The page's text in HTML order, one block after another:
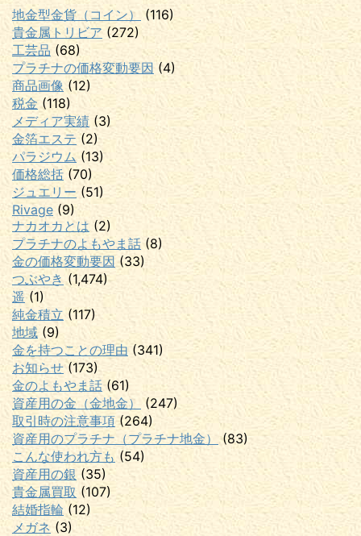
地金型金貨（コイン）
(116)
貴金属トリビア (272)
工芸品 (68)
プラチナの価格変動要因 (4)
商品画像 (12)
税金 (118)
メディア実績 (3)
金箔エステ (2)
パラジウム(13)
価格総括 (70)
ジュエリー (51)
Rivage (9)
ナカオカとは (2)
プラチナのよもやま話 (8)
金の価格変動要因 (33)
つぶやき (1,474)
遥(1)
純金積立 (117)
地域(9)
金を持つことの理由 (341)
お知らせ(173)
金のよもやま話(61)
資産用の金（金地金）
(247)
取引時の注意事項(264)
資産用のプラチナ（プラチナ地金） (83)
こんな使われ方も (54)
資産用の銀 (35)
貴金属買取 (107)
結婚指輪 (12)
メガネ (3)